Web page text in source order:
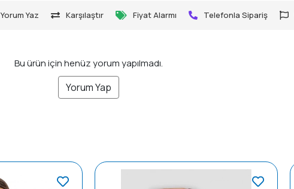
Yorum Yaz Karşılaştır Fiyat Alarmı Telefonla Sipariş
Bu ürün için henüz yorum yapılmadı.
Yorum Yap